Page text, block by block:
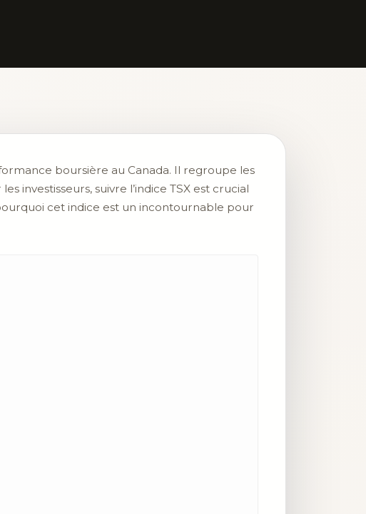
boursière au Canada. Il regroupe les
investisseurs, suivre l’indice TSX est crucial
cet indice est un incontournable pour